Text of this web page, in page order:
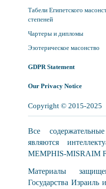
Табели Египетского
степеней
Чартеры и дипломы
Эзотерическое масонство
GDPR Statement
Our Privacy Notice
Copyright © 2015-2025
Все
являются
MEMPHIS-MISRAIM
Материалы
Государства Израиль